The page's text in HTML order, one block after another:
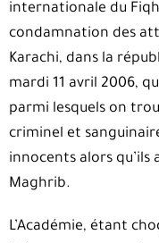
internationale du
condamnation des
Karachi, dans la
mardi 11 avril 2006,
parmi lesquels on
criminel et
innocents alors qu’ils
Maghrib.
L’Académie, étant